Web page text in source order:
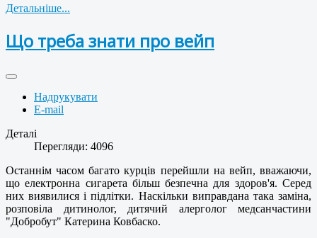
Детальніше...
Що треба знати про вейп
Надрукувати
E-mail
Деталі
Перегляди: 4096
Останнім часом багато курців перейшли на вейп, вважаючи,
що електронна сигарета більш безпечна для здоров'я. Серед
них виявилися і підлітки. Наскільки виправдана така заміна,
розповіла дитинолог, дитячий алерголог медсанчастини
"Добробут" Катерина Ковбаско.